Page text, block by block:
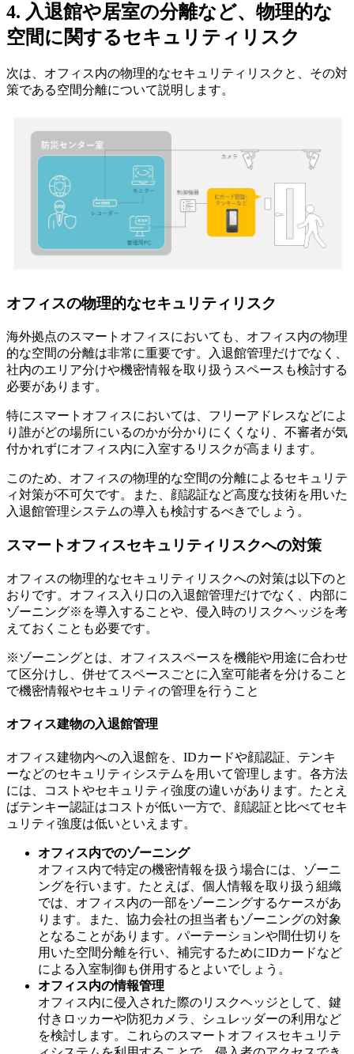
4. 入退館や居室の分離など、物理的な
空間に関するセキュリティリスク
次は、オフィス内の物理的なセキュリティリスクと、その対
策である空間分離について説明します。
オフィスの物理的なセキュリティリスク
海外拠点のスマートオフィスにおいても、オフィス内の物理
的な空間の分離は非常に重要です。入退館管理だけでなく、
社内のエリア分けや機密情報を取り扱うスペースも検討する
必要があります。
特にスマートオフィスにおいては、フリーアドレスなどによ
り誰がどの場所にいるのかが分かりにくくなり、不審者が気
付かれずにオフィス内に入室するリスクが高まります。
このため、オフィスの物理的な空間の分離によるセキュリテ
ィ対策が不可欠です。また、顔認証など高度な技術を用いた
入退館管理システムの導入も検討するべきでしょう。
スマートオフィスセキュリティリスクへの対策
オフィスの物理的なセキュリティリスクへの対策は以下のと
おりです。オフィス入り口の入退館管理だけでなく、内部に
ゾーニング※を導入することや、侵入時のリスクヘッジを考
えておくことも必要です。
※ゾーニングとは、オフィススペースを機能や用途に合わせ
て区分けし、併せてスペースごとに入室可能者を分けること
で機密情報やセキュリティの管理を行うこと
オフィス建物の入退館管理
オフィス建物内への入退館を、IDカードや顔認証、テンキ
ーなどのセキュリティシステムを用いて管理します。各方法
には、コストやセキュリティ強度の違いがあります。たとえ
ばテンキー認証はコストが低い一方で、顔認証と比べてセキ
ュリティ強度は低いといえます。
オフィス内でのゾーニング
オフィス内で特定の機密情報を扱う場合には、ゾーニ
ングを行います。たとえば、個人情報を取り扱う組織
では、オフィス内の一部をゾーニングするケースがあ
ります。また、協力会社の担当者もゾーニングの対象
となることがあります。パーテーションや間仕切りを
用いた空間分離を行い、補完するためにIDカードなど
による入室制御も併用するとよいでしょう。
オフィス内の情報管理
オフィス内に侵入された際のリスクヘッジとして、鍵
付きロッカーや防犯カメラ、シュレッダーの利用など
を検討します。これらのスマートオフィスセキュリテ